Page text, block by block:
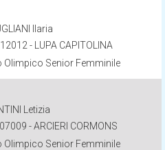
Ilaria
12012 - LUPA CAPITOLINA
Olimpico Senior Femminile
Letizia
07009 - ARCIERI CORMONS
Olimpico Senior Femminile